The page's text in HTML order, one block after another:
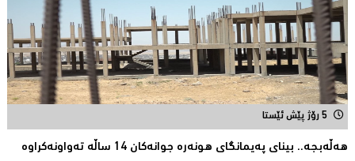
5 رۆژ پێش ئێستا
هەڵەبجە.. بینای پەیمانگای هونەرە جوانەكان 14 ساڵە تەواونەکراوە